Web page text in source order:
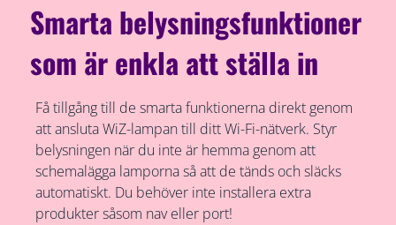
Smarta belysningsfunktioner
som är enkla att ställa in
Få tillgång till de smarta funktionerna direkt genom
att ansluta WiZ-lampan till ditt Wi-Fi-nätverk. Styr
belysningen när du inte är hemma genom att
schemalägga lamporna så att de tänds och släcks
automatiskt. Du behöver inte installera extra
produkter såsom nav eller port!